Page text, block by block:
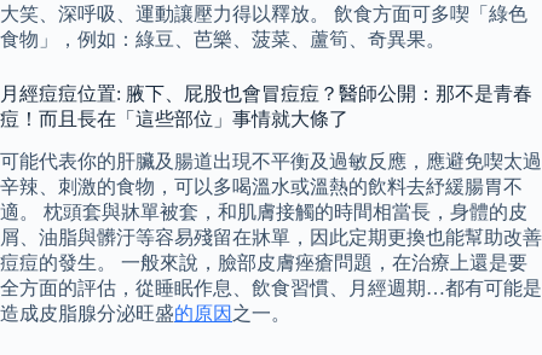
大笑、深呼吸、運動讓壓力得以釋放。 飲食方面可多喫「綠色
食物」，例如：綠豆、芭樂、菠菜、蘆筍、奇異果。
月經痘痘位置: 腋下、屁股也會冒痘痘？醫師公開：那不是青春
痘！而且長在「這些部位」事情就大條了
可能代表你的肝臟及腸道出現不平衡及過敏反應，應避免喫太過
辛辣、刺激的食物，可以多喝溫水或溫熱的飲料去紓緩腸胃不
適。 枕頭套與牀單被套，和肌膚接觸的時間相當長，身體的皮
屑、油脂與髒汙等容易殘留在牀單，因此定期更換也能幫助改善
痘痘的發生。 一般來說，臉部皮膚痤瘡問題，在治療上還是要
全方面的評估，從睡眠作息、飲食習慣、月經週期…都有可能是
造成皮脂腺分泌旺盛的原因 之一。